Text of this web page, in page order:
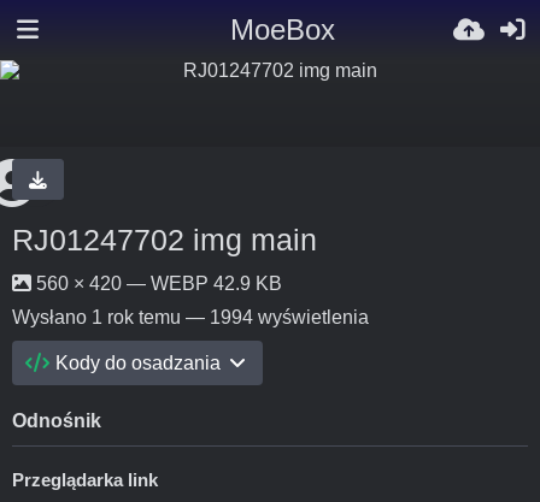
MoeBox
RJ01247702 img main
560 × 420 — WEBP 42.9 KB
Wysłano 1 rok temu — 1994 wyświetlenia
Kody do osadzania
Odnośnik
Przeglądarka link